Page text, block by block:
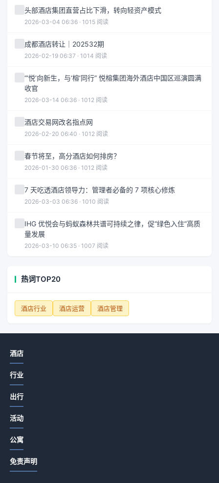
头部酒店集团直营占比下滑，转向轻资产模式
2026-03-04 06:36 · 1015 阅读
成都酒店转让｜202532期
2026-02-19 06:37 · 1014 阅读
“‘悦’向新生，与‘榕’同行” 悦榕集团海外酒店中国区巡演圆满
收官
2026-03-14 06:36 · 1012 阅读
酒店交易网改名指点网
2026-02-20 06:40 · 1012 阅读
春节将至，高分酒店如何排房？
2026-01-30 06:36 · 1012 阅读
7 天吃透酒店领导力：管理者必备的 7 项核心修炼
2026-03-03 06:36 · 1010 阅读
IHG 优悦会与蚂蚁森林共谱可持续之律，促“绿色入住”高质
量发展
2026-03-10 06:35 · 1007 阅读
热词TOP20
酒店行业 酒店运营 酒店管理
酒店
行业
出行
活动
公寓
免责声明